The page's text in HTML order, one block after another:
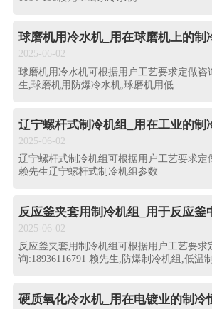
球磨机用冷水机_用在球磨机上的制
2025-06-02
球磨机用冷水机可根据用户工艺要求定做咨
生,球磨机用防爆冷水机,球磨机用低···
辽宁螺杆式制冷机组_用在工业的制
2025-06-02
辽宁螺杆式制冷机组可根据用户工艺要求定
赖先生辽宁螺杆式制冷机组参数
2025-06-02
反应釜夹套用制冷机组可根据用户工艺要求
询:18936116791 赖先生,防爆制冷机组,低温制
硬质氧化冷水机_用在电镀业的制冷